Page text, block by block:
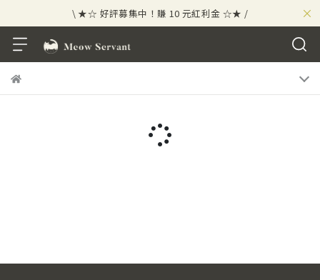
×
\ ★☆ 好評募集中！賺 10 元紅利金 ☆★ /
⟡⣠𝘄𝗲𝗹𝗰𝗼𝗺𝗲 ⁘ 新會員贈 50 元紅利金
\ ★☆ 好評募集中！賺 10 元紅利金 ☆★ /